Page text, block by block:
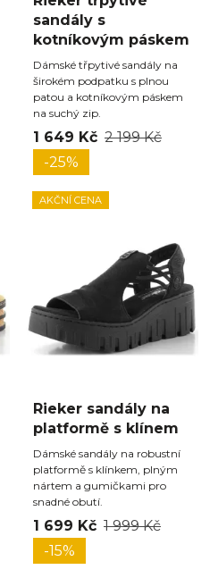
sandály s
kotníkovým páskem
Dámské třpytivé sandály na
širokém podpatku s plnou
patou a kotníkovým páskem
na suchý zip.
1 649 Kč 2 199 Kč
-25%
AKČNÍ CENA
Rieker sandály na
platformě s klínem
Dámské sandály na robustní
platformě s klínkem, plným
nártem a gumičkami pro
snadné obutí.
1 699 Kč 1 999 Kč
-15%